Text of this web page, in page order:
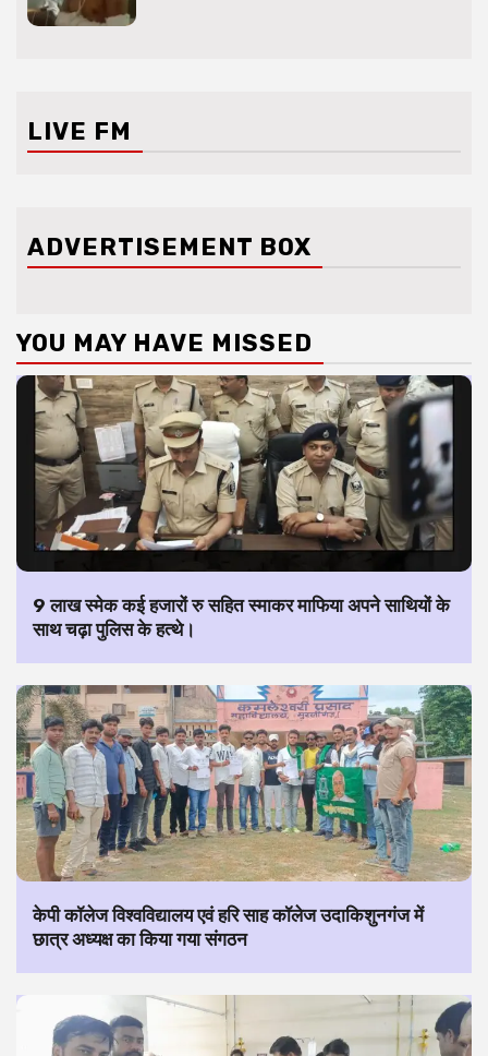
LIVE FM
ADVERTISEMENT BOX
YOU MAY HAVE MISSED
9 लाख स्मेक कई हजारों रु सहित स्माकर माफिया अपने साथियों के
साथ चढ़ा पुलिस के हत्थे।
केपी कॉलेज विश्वविद्यालय एवं हरि साह कॉलेज उदाकिशुनगंज में
छात्र अध्यक्ष का किया गया संगठन